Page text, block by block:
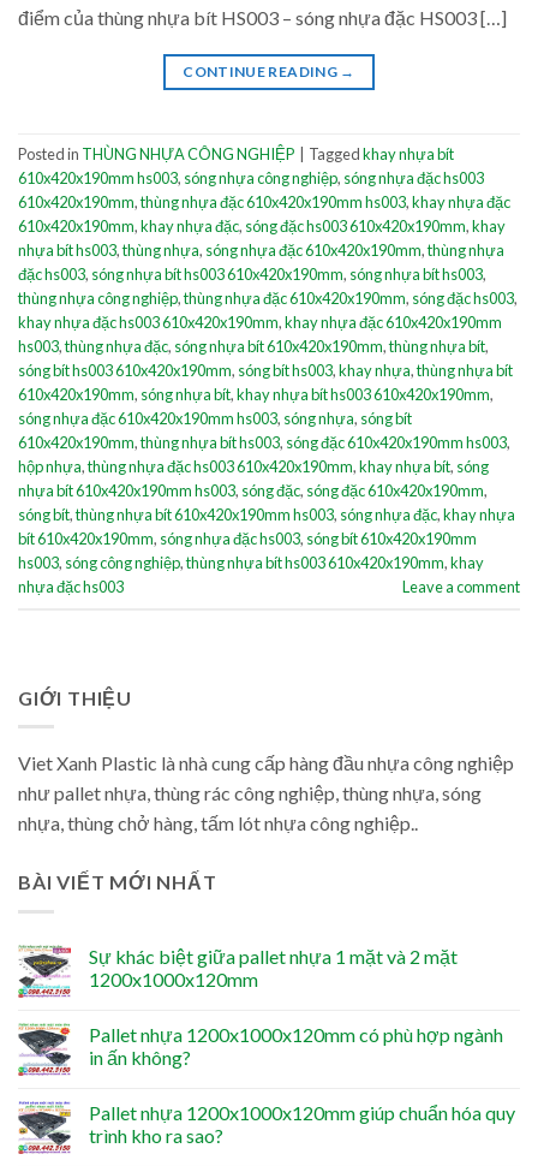
điểm của thùng nhựa bít HS003 – sóng nhựa đặc HS003 […]
CONTINUE READING →
Posted in THÙNG NHỰA CÔNG NGHIỆP Taggedkhay nhựa bít
610x420x190mm hs003, sóng nhựa công nghiệp, sóng nhựa đặc hs003
610x420x190mm,thùng nhựa đặc 610x420x190mm hs003,khay nhựa đặc
610x420x190mm,khay nhựa đặc, sóng đặc hs003 610x420x190mm,khay
nhựa bít hs003,thùng nhựa, sóng nhựa đặc 610x420x190mm,thùng nhựa
đặc hs003, sóng nhựa bít hs003 610x420x190mm, sóng nhựa bít hs003,
thùng nhựa công nghiệp,thùng nhựa đặc 610x420x190mm, sóng đặc hs003,
khay nhựa đặc hs003 610x420x190mm,khay nhựa đặc 610x420x190mm
hs003,thùng nhựa đặc, sóng nhựa bít 610x420x190mm,thùng nhựa bít,
sóng bít hs003 610x420x190mm, sóng bít hs003,khay nhựa,thùng nhựa bít
610x420x190mm, sóng nhựa bít,khay nhựa bít hs003 610x420x190mm,
sóng nhựa đặc 610x420x190mm hs003, sóng nhựa, sóng bít
610x420x190mm,thùng nhựa bít hs003, sóng đặc 610x420x190mm hs003,
hộp nhựa,thùng nhựa đặc hs003 610x420x190mm,khay nhựa bít, sóng
nhựa bít 610x420x190mm hs003, sóng đặc, sóng đặc 610x420x190mm,
sóng bít,thùng nhựa bít 610x420x190mm hs003, sóng nhựa đặc,khay nhựa
bít 610x420x190mm, sóng nhựa đặc hs003, sóng bít 610x420x190mm
hs003, sóng công nghiệp,thùng nhựa bít hs003 610x420x190mm,khay
nhựa đặc hs003
Leave a comment
GIỚI THIỆU
Viet Xanh Plastic là nhà cung cấp hàng đầu nhựa công nghiệp
như pallet nhựa, thùng rác công nghiệp, thùng nhựa, sóng
nhựa, thùng chở hàng, tấm lót nhựa công nghiệp..
BÀI VIẾT MỚI NHẤT
Sự khác biệt giữa pallet nhựa 1 mặt và 2 mặt
1200x1000x120mm
Pallet nhựa 1200x1000x120mm có phù hợp ngành
in ấn không?
Pallet nhựa 1200x1000x120mm giúp chuẩn hóa quy
trình kho ra sao?